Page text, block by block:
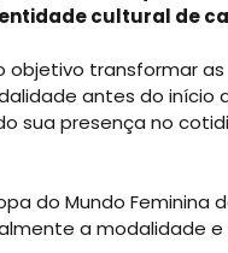
cultural de
objetivo transformar as
antes do início
sua presença no
do Mundo Feminina
a modalidade e